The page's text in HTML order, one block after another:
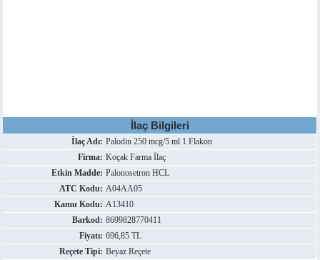
İlaç Bilgileri
İlaç Adı: Palodin 250 mcg/5 ml 1 Flakon
Firma: Koçak Farma İlaç
Etkin Madde: Palonosetron HCL
ATC Kodu: A04AA05
Kamu Kodu: A13410
Barkod: 8699828770411
Fiyatı: 696,85 TL
Reçete Tipi: Beyaz Reçete